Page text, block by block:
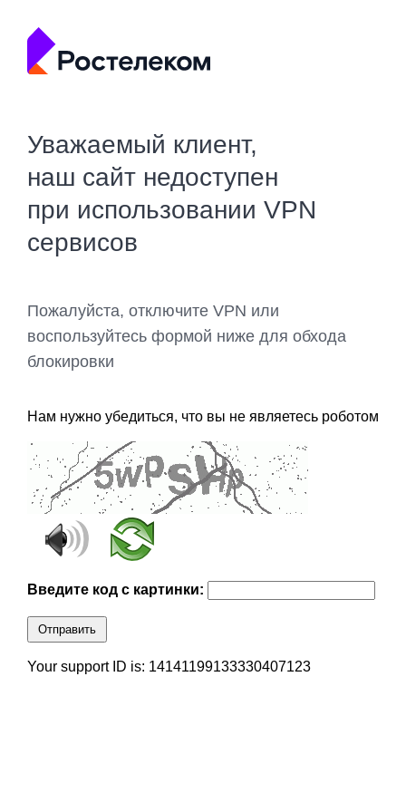
Уважаемый клиент,
наш сайт недоступен
при использовании VPN
сервисов
Пожалуйста, отключите VPN или
воспользуйтесь формой ниже для обхода
блокировки
Нам нужно убедиться, что вы не являетесь роботом
Введите код с картинки:
Отправить
Your support ID is: 14141199133330407123